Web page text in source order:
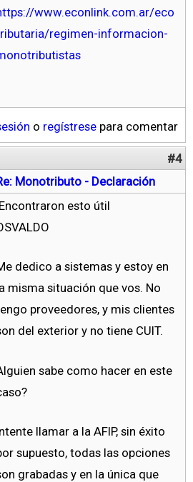
www.econlink.com.ar/eco
regimen-informacion-
o regístrese para comentar
#4
Monotributo - Declaración
Encontraron esto útil
dedico a sistemas y estoy en
misma situación que vos. No
proveedores, y mis clientes
del exterior y no tiene CUIT.
sabe como hacer en este
llamar a la AFIP, sin éxito
supuesto, todas las opciones
grabadas y en la única que